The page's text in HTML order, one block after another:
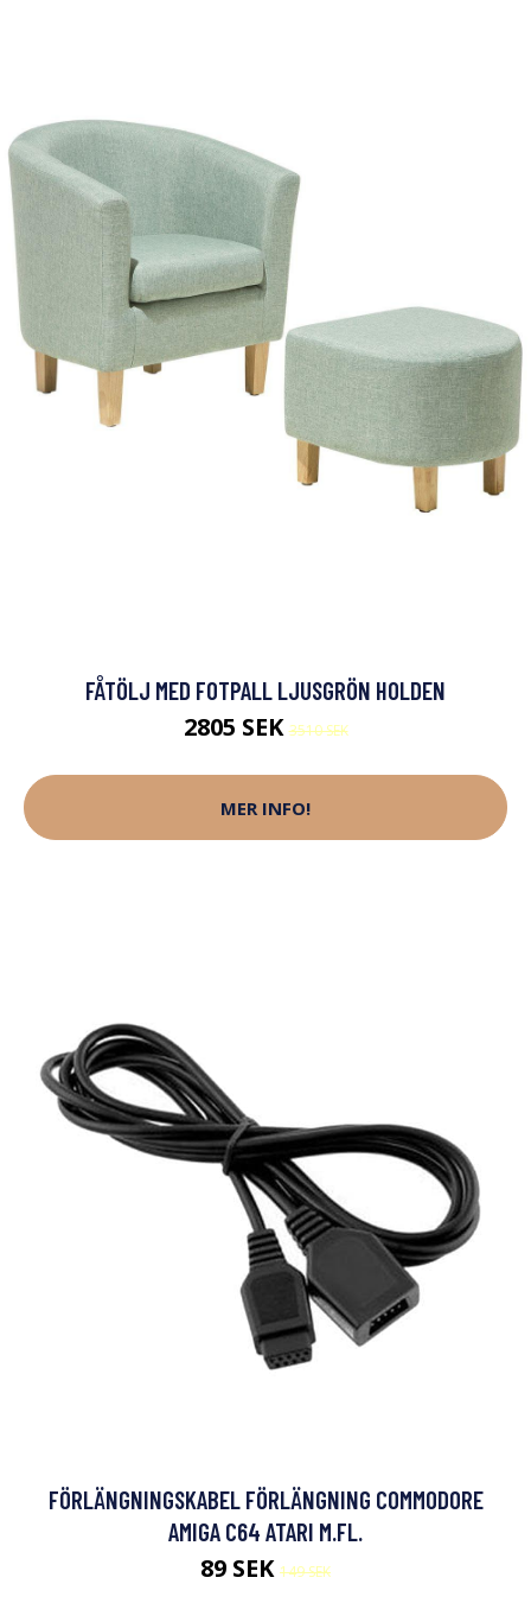
FÅTÖLJ MED FOTPALL LJUSGRÖN HOLDEN
2805 SEK3510 SEK
MER INFO!
FÖRLÄNGNINGSKABEL FÖRLÄNGNING COMMODORE
AMIGA C64 ATARI M.FL.
89 SEK 149 SEK